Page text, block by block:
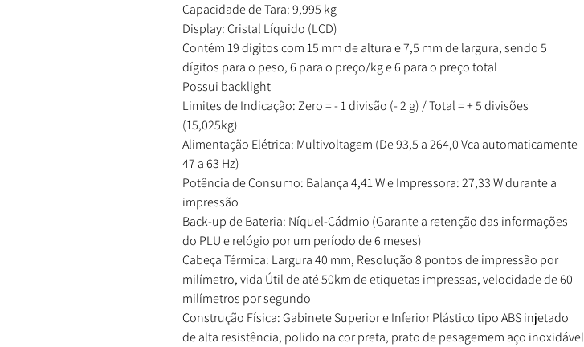
Capacidade de Tara: 9,995 kg
Display: Cristal Líquido (LCD)
Contém 19 dígitos com 15 mm de altura e 7,5 mm de largura, sendo 5
dígitos para o peso, 6 para o preço/kg e 6 para o preço total
Possui backlight
Limites de Indicação: Zero = - 1 divisão (- 2 g) / Total = + 5 divisões
(15,025kg)
Alimentação Elétrica: Multivoltagem (De 93,5 a 264,0 Vca automaticamente
47 a 63 Hz)
Potência de Consumo: Balança 4,41 W e Impressora: 27,33 W durante a
impressão
Back-up de Bateria: Níquel-Cádmio (Garante a retenção das informações
do PLU e relógio por um período de 6 meses)
Cabeça Térmica: Largura 40 mm, Resolução 8 pontos de impressão por
milímetro, vida Útil de até 50km de etiquetas impressas, velocidade de 60
milímetros por segundo
Construção Física: Gabinete Superior e Inferior Plástico tipo ABS injetado
de alta resistência, polido na cor preta, prato de pesagemem aço inoxidável